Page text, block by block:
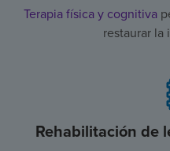
Terapia física y cognitiva
restaurar
Rehabilitación de